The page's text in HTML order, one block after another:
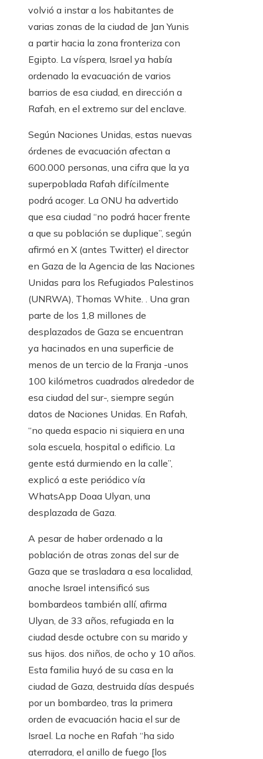
volvió a instar a los habitantes de
varias zonas de la ciudad de Jan Yunis
a partir hacia la zona fronteriza con
Egipto. La víspera, Israel ya había
ordenado la evacuación de varios
barrios de esa ciudad, en dirección a
Rafah, en el extremo sur del enclave.
Según Naciones Unidas, estas nuevas
órdenes de evacuación afectan a
600.000 personas, una cifra que la ya
superpoblada Rafah difícilmente
podrá acoger. La ONU ha advertido
que esa ciudad “no podrá hacer frente
a que su población se duplique”, según
afirmó en X (antes Twitter) el director
en Gaza de la Agencia de las Naciones
Unidas para los Refugiados Palestinos
(UNRWA), Thomas White. . Una gran
parte de los 1,8 millones de
desplazados de Gaza se encuentran
ya hacinados en una superficie de
menos de un tercio de la Franja -unos
100 kilómetros cuadrados alrededor de
esa ciudad del sur-, siempre según
datos de Naciones Unidas. En Rafah,
“no queda espacio ni siquiera en una
sola escuela, hospital o edificio. La
gente está durmiendo en la calle”,
explicó a este periódico vía
WhatsApp Doaa Ulyan, una
desplazada de Gaza.
A pesar de haber ordenado a la
población de otras zonas del sur de
Gaza que se trasladara a esa localidad,
anoche Israel intensificó sus
bombardeos también allí, afirma
Ulyan, de 33 años, refugiada en la
ciudad desde octubre con su marido y
sus hijos. dos niños, de ocho y 10 años.
Esta familia huyó de su casa en la
ciudad de Gaza, destruida días después
por un bombardeo, tras la primera
orden de evacuación hacia el sur de
Israel. La noche en Rafah “ha sido
aterradora, el anillo de fuego [los